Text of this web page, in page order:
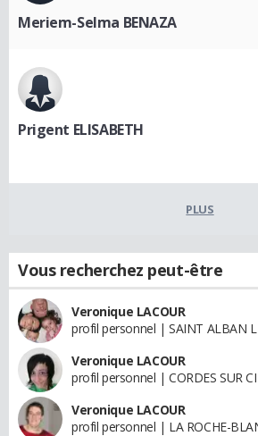
Meriem-Selma BENAZA
Prigent ELISABETH
PLUS
Vous recherchez peut-être
Veronique LACOUR
profil personnel | SAINT ALBAN
Veronique LACOUR
profil personnel | CORDES SUR
Veronique LACOUR
profil personnel | LA ROCHE-